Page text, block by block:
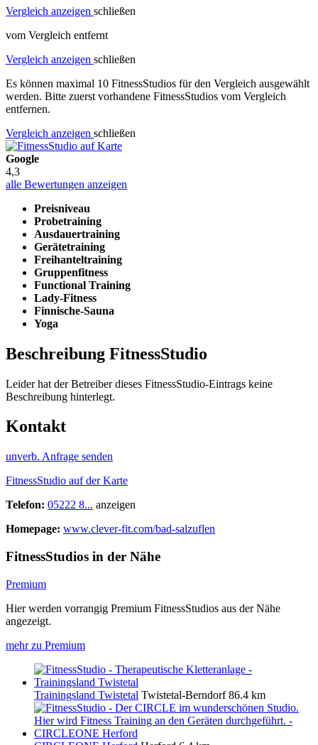
Vergleich anzeigen schließen
vom Vergleich entfernt
Vergleich anzeigen schließen
Es können maximal 10 FitnessStudios für den Vergleich ausgewählt
werden. Bitte zuerst vorhandene FitnessStudios vom Vergleich
entfernen.
Vergleich anzeigen schließen
Google
4,3
alle Bewertungen anzeigen
Preisniveau
Probetraining
Ausdauertraining
Gerätetraining
Freihanteltraining
Gruppenfitness
Functional Training
Lady-Fitness
Finnische-Sauna
Yoga
Beschreibung FitnessStudio
Leider hat der Betreiber dieses FitnessStudio-Eintrags keine
Beschreibung hinterlegt.
Kontakt
unverb. Anfrage senden
FitnessStudio auf der Karte
Telefon: 05222 8... anzeigen
Homepage: www.clever-fit.com/bad-salzuflen
FitnessStudios in der Nähe
Premium
Hier werden vorrangig Premium FitnessStudios aus der Nähe
angezeigt.
mehr zu Premium
Trainingsland Twistetal Twistetal-Berndorf 86.4 km